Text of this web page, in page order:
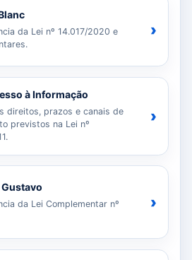
da Lei nº 14.017/2020 e
›
à Informação
direitos, prazos e canais de
previstos na Lei nº
›
da Lei Complementar nº
›